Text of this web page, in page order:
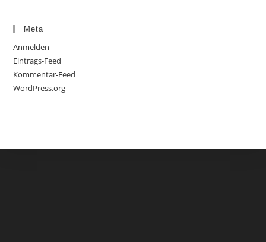
Meta
Anmelden
Eintrags-Feed
Kommentar-Feed
WordPress.org